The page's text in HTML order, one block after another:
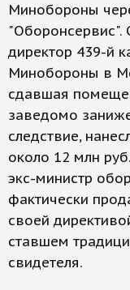
Минобороны
"Оборонсервис".
директор 439-й
Минобороны в
сдавшая
заведомо
следствие,
около 12 млн
экс-министр
фактически
своей
ставшем
свидетеля.